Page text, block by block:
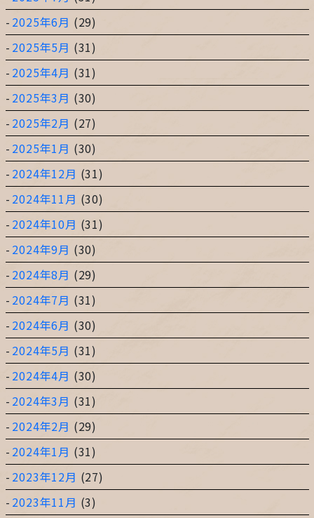
2025年6月 (29)
2025年5月 (31)
2025年4月 (31)
2025年3月 (30)
2025年2月 (27)
2025年1月 (30)
2024年12月 (31)
2024年11月 (30)
2024年10月 (31)
2024年9月 (30)
2024年8月 (29)
2024年7月 (31)
2024年6月 (30)
2024年5月 (31)
2024年4月 (30)
2024年3月 (31)
2024年2月 (29)
2024年1月 (31)
2023年12月 (27)
2023年11月 (3)